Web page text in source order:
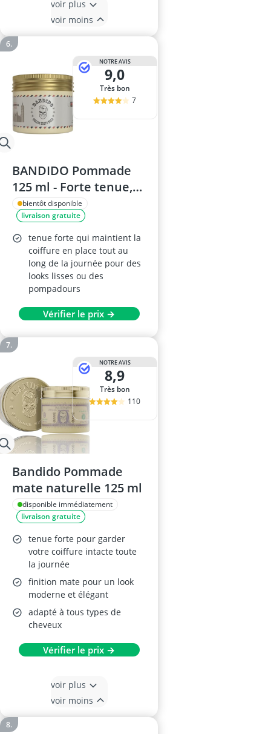
voir plus
voir moins
NOTRE AVIS
9,0
Très bon
7
BANDIDO Pommade
125 ml - Forte tenue,
effet mouillé
bientôt disponible
livraison gratuite
tenue forte qui maintient la
coiffure en place tout au
long de la journée pour des
looks lisses ou des
pompadours
Vérifier le prix →
NOTRE AVIS
8,9
Très bon
110
Bandido Pommade
mate naturelle 125 ml
disponible immédiatement
livraison gratuite
tenue forte pour garder
votre coiffure intacte toute
la journée
finition mate pour un look
moderne et élégant
adapté à tous types de
cheveux
Vérifier le prix →
voir plus
voir moins